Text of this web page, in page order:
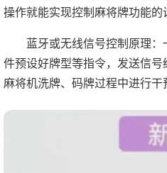
操作就能实现控制麻将牌功能的
蓝牙或无线信号控制原理
件预设好牌型等指令，发送信
麻将机洗牌、码牌过程中进行干